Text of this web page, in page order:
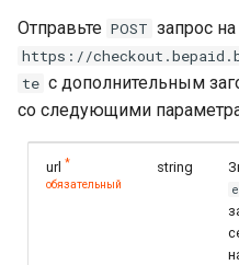
Отправьте POST запрос на
https://
te с дополнительным
со следующими
url *
обязательный
string